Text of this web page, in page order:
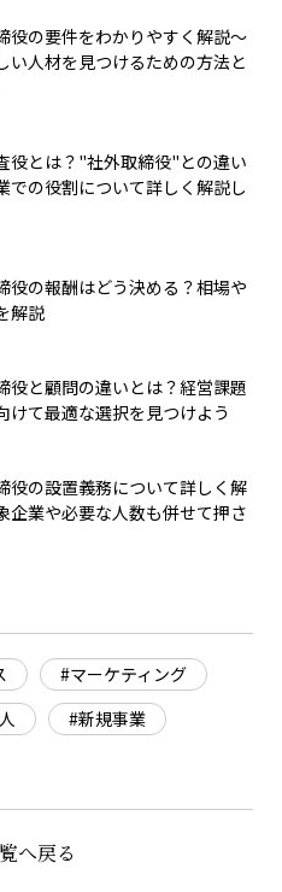
役の要件をわかりやすく解説～
い人材を見つけるための方法と
役とは？"社外取締役"との違い
での役割について詳しく解説し
役の報酬はどう決める？相場や
解説
役と顧問の違いとは？経営課題
けて最適な選択を見つけよう
役の設置義務について詳しく解
企業や必要な人数も併せて押さ
#マーケティング
#新規事業
へ戻る